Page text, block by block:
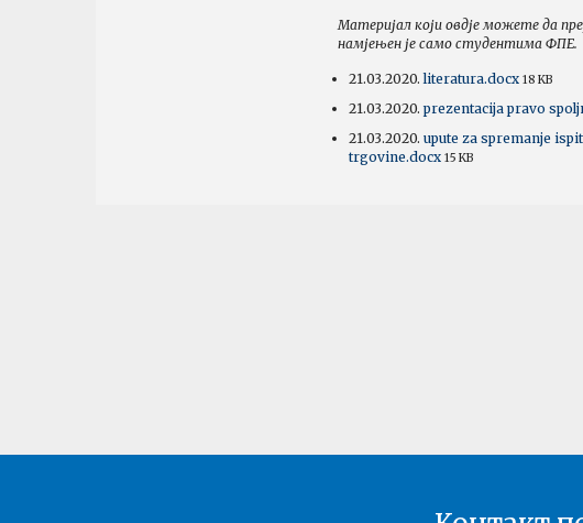
Материјал који овдје можете да
намјењен је само студентима ФПЕ.
21.03.2020.literatura.docx 18 KB
21.03.2020. prezentacija pravo
21.03.2020. upute za spremanje
trgovine.docx 15 KB